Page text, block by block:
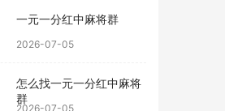
一元一分红中麻将群
2026-07-05
怎么找一元一分红中麻将
群
2026-07-05